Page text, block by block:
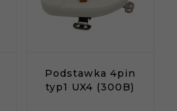
Podstawka 4pin
typ1 UX4 (300B)